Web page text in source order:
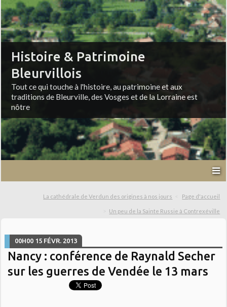
Histoire & Patrimoine
Bleurvillois
Tout ce qui touche à l'histoire, au patrimoine et aux
traditions de Bleurville, des Vosges et de la Lorraine est
nôtre
La cathédrale de Verdun des origines à nos jours Page d'accueil
Un peu de la Sainte Russie à Contrexéville
00H00 15 FÉVR. 2013
Nancy : conférence de Raynald Secher
sur les guerres de Vendée le 13 mars